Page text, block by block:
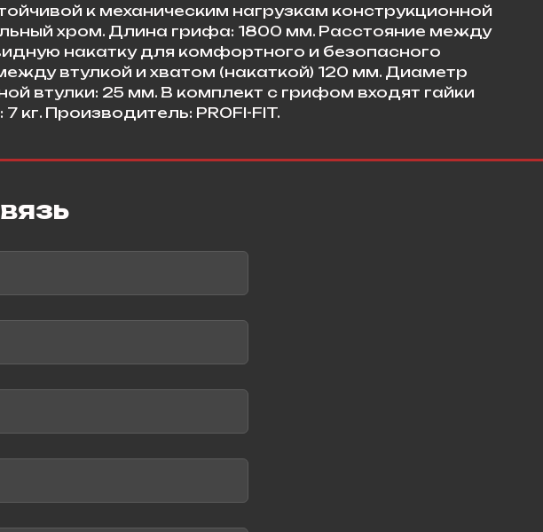
к механическим нагрузкам конструкционной
хром. Длина грифа: 1800 мм. Расстояние между
накатку для комфортного и безопасного
втулкой и хватом (накаткой) 120 мм. Диаметр
втулки: 25 мм. В комплект с грифом входят гайки
Производитель: PROFI-FIT.